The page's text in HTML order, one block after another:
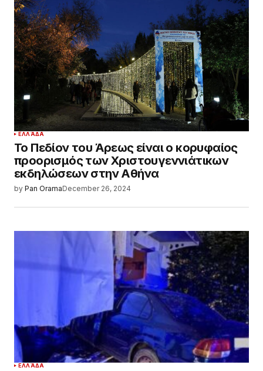
ΕΛΛΆΔΑ
Το Πεδίον του Άρεως είναι ο κορυφαίος
προορισμός των Χριστουγεννιάτικων
εκδηλώσεων στην Αθήνα
by Pan OramaDecember 26, 2024
ΕΛΛΆΔΑ